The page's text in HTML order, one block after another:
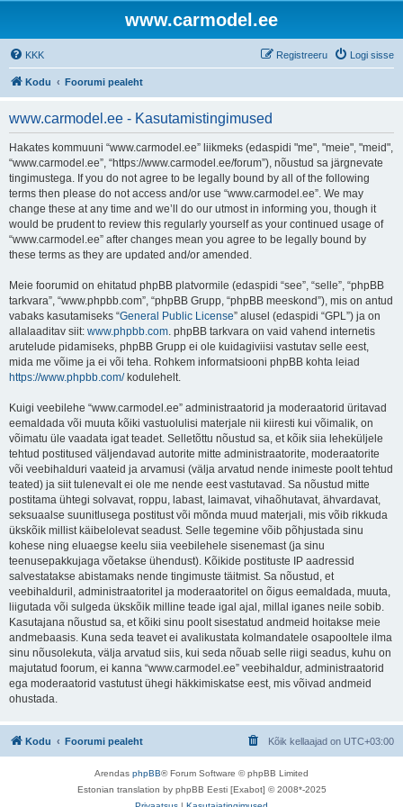
www.carmodel.ee
KKK Logi sisse
Registreeru
Kodu Foorumi pealeht
www.carmodel.ee - Kasutamistingimused
Hakates kommuuni “www.carmodel.ee” liikmeks (edaspidi "me", "meie", "meid",
“www.carmodel.ee”, “https://www.carmodel.ee/forum”), nõustud sa järgnevate
tingimustega. If you do not agree to be legally bound by all of the following
terms then please do not access and/or use “www.carmodel.ee”. We may
change these at any time and we’ll do our utmost in informing you, though it
would be prudent to review this regularly yourself as your continued usage of
“www.carmodel.ee” after changes mean you agree to be legally bound by
these terms as they are updated and/or amended.
Meie foorumid on ehitatud phpBB platvormile (edaspidi “see”, “selle”, “phpBB
tarkvara”, “www.phpbb.com”, “phpBB Grupp, “phpBB meeskond”), mis on antud
vabaks kasutamiseks “General Public License” alusel (edaspidi “GPL”) ja on
allalaaditav siit: www.phpbb.com. phpBB tarkvara on vaid vahend internetis
arutelude pidamiseks, phpBB Grupp ei ole kuidagiviisi vastutav selle eest,
mida me võime ja ei või teha. Rohkem informatsiooni phpBB kohta leiad
https://www.phpbb.com/kodulehelt.
Kuigi veebilehe “www.carmodel.ee” administraatorid ja moderaatorid üritavad
eemaldada või muuta kõiki vastuolulisi materjale nii kiiresti kui võimalik, on
võimatu üle vaadata igat teadet. Selletõttu nõustud sa, et kõik siia leheküljele
tehtud postitused väljendavad autorite mitte administraatorite, moderaatorite
või veebihalduri vaateid ja arvamusi (välja arvatud nende inimeste poolt tehtud
teated) ja siit tulenevalt ei ole me nende eest vastutavad. Sa nõustud mitte
postitama ühtegi solvavat, roppu, labast, laimavat, vihaõhutavat, ähvardavat,
seksuaalse suunitlusega postitust või mõnda muud materjali, mis võib rikkuda
ükskõik millist käibelolevat seadust. Selle tegemine võib põhjustada sinu
kohese ning eluaegse keelu siia veebilehele sisenemast (ja sinu
teenusepakkujaga võetakse ühendust). Kõikide postituste IP aadressid
salvestatakse abistamaks nende tingimuste täitmist. Sa nõustud, et
veebihalduril, administraatoritel ja moderaatoritel on õigus eemaldada, muuta,
liigutada või sulgeda ükskõik milline teade igal ajal, millal iganes neile sobib.
Kasutajana nõustud sa, et kõiki sinu poolt sisestatud andmeid hoitakse meie
andmebaasis. Kuna seda teavet ei avalikustata kolmandatele osapooltele ilma
sinu nõusolekuta, välja arvatud siis, kui seda nõuab selle riigi seadus, kuhu on
majutatud foorum, ei kanna “www.carmodel.ee” veebihaldur, administraatorid
ega moderaatorid vastutust ühegi häkkimiskatse eest, mis võivad andmeid
ohustada.
Kodu Foorumi pealeht Kõik kellaajad on UTC+03:00
Arendas phpBB® Forum Software © phpBB Limited
Estonian translation by phpBB Eesti [Exabot] © 2008*-2025